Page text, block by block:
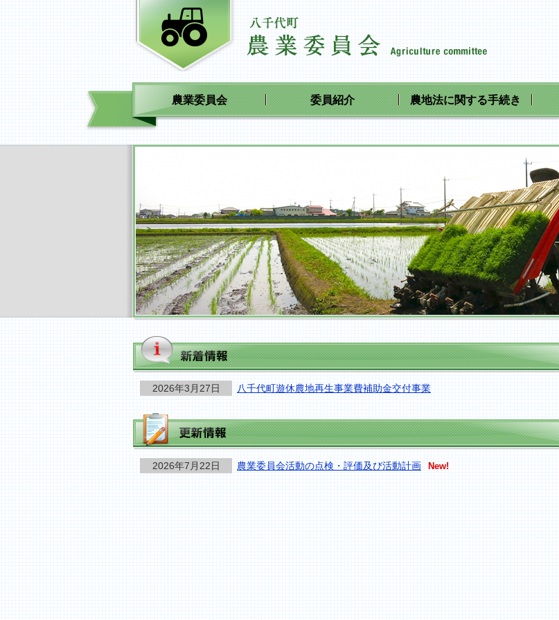
農業委員会 委員紹介 農地法に関する手続き
2026年3月27日 八千代町遊休農地再生事業費補助金交付事業
2026年7月22日 農業委員会活動の点検・評価及び活動計画 New!